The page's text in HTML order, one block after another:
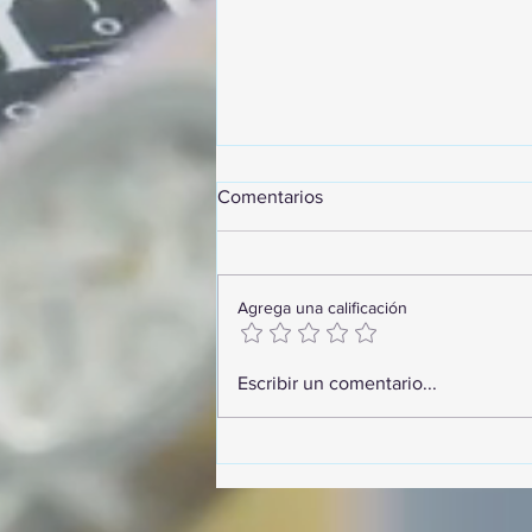
GoMapTravelByFraveo
capacitación realizado en el
Comentarios
Agrega una calificación
Escribir un comentario...